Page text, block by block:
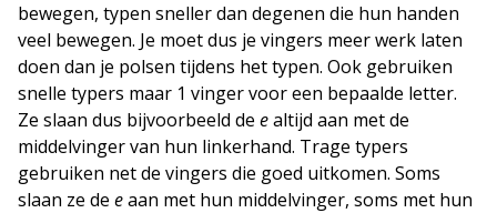
bewegen, typen sneller dan degenen die hun handen
veel bewegen. Je moet dus je vingers meer werk laten
doen dan je polsen tijdens het typen. Ook gebruiken
snelle typers maar 1 vinger voor een bepaalde letter.
Ze slaan dus bijvoorbeeld de ealtijd aan met de
middelvinger van hun linkerhand. Trage typers
gebruiken net de vingers die goed uitkomen. Soms
slaan ze de eaan met hun middelvinger, soms met hun